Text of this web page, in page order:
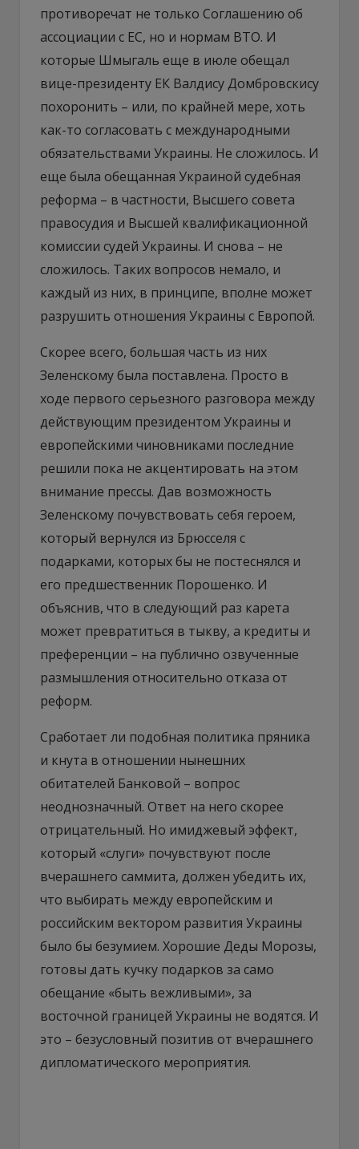
противоречат не только Соглашению об
ассоциации с ЕС, но и нормам ВТО. И
которые Шмыгаль еще в июле обещал
вице-президенту ЕК Валдису Домбровскису
похоронить – или, по крайней мере, хоть
как-то согласовать с международными
обязательствами Украины. Не сложилось. И
еще была обещанная Украиной судебная
реформа – в частности, Высшего совета
правосудия и Высшей квалификационной
комиссии судей Украины. И снова – не
сложилось. Таких вопросов немало, и
каждый из них, в принципе, вполне может
разрушить отношения Украины с Европой.
Скорее всего, большая часть из них
Зеленскому была поставлена. Просто в
ходе первого серьезного разговора между
действующим президентом Украины и
европейскими чиновниками последние
решили пока не акцентировать на этом
внимание прессы. Дав возможность
Зеленскому почувствовать себя героем,
который вернулся из Брюсселя с
подарками, которых бы не постеснялся и
его предшественник Порошенко. И
объяснив, что в следующий раз карета
может превратиться в тыкву, а кредиты и
преференции – на публично озвученные
размышления относительно отказа от
реформ.
Сработает ли подобная политика пряника
и кнута в отношении нынешних
обитателей Банковой – вопрос
неоднозначный. Ответ на него скорее
отрицательный. Но имиджевый эффект,
который «слуги» почувствуют после
вчерашнего саммита, должен убедить их,
что выбирать между европейским и
российским вектором развития Украины
было бы безумием. Хорошие Деды Морозы,
готовы дать кучку подарков за само
обещание «быть вежливыми», за
восточной границей Украины не водятся. И
это – безусловный позитив от вчерашнего
дипломатического мероприятия.